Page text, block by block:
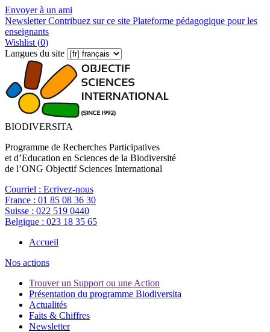
Envoyer à un ami
NewsletterContribuez sur ce site Plateforme pédagogique pour les
enseignants
Wishlist (0)
Langues du site
BIODIVERSITA
Programme de Recherches Participatives
et d’Education en Sciences de la Biodiversité
de l’ONG Objectif Sciences International
Courriel : Ecrivez-nous
France : 01 85 08 36 30
Suisse : 022 519 0440
Belgique : 023 18 35 65
Accueil
Nos actions
Trouver un Support ou une Action
Présentation du programme Biodiversita
Actualités
Faits & Chiffres
Newsletter